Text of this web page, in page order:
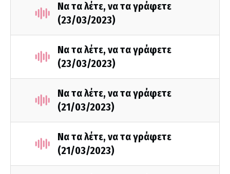
Να τα λέτε, να τα γράφετε
(23/03/2023)
Να τα λέτε, να τα γράφετε
(23/03/2023)
Να τα λέτε, να τα γράφετε
(21/03/2023)
Να τα λέτε, να τα γράφετε
(21/03/2023)